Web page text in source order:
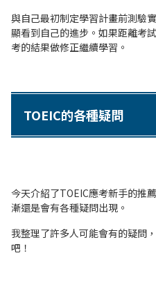
與自己最初制定學習計畫前測驗
顯看到自己的進步。如果距離考
考的結果做修正繼續學習。
TOEIC的各種疑問
今天介紹了TOEIC應考新手的推
漸還是會有各種疑問出現。
我整理了許多人可能會有的疑問
吧！